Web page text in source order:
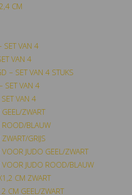
CM
SET VAN 4
VAN 4
– SET VAN 4 STUKS
SET VAN 4
VAN 4
ZWART
ROOD/BLAUW
GRIJS
JUDO GEEL/ZWART
JUDO ROOD/BLAUW
CM ZWART